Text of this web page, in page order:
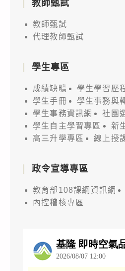
教師甄試
教師甄試
代理教師甄試
學生專區
成績缺曠
學生學習歷
學生手冊
學生事務與
學生事務資訊網
社團
學生自主學習專區
新
高三升學專區
線上授
政令宣導專區
教育部108課綱資訊網
內控稽核專區